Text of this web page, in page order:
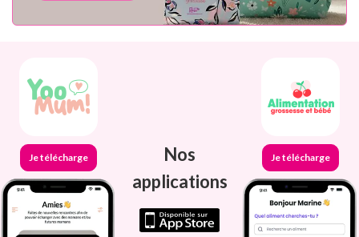
Je télécharge
Nos
applications
Je télécharge